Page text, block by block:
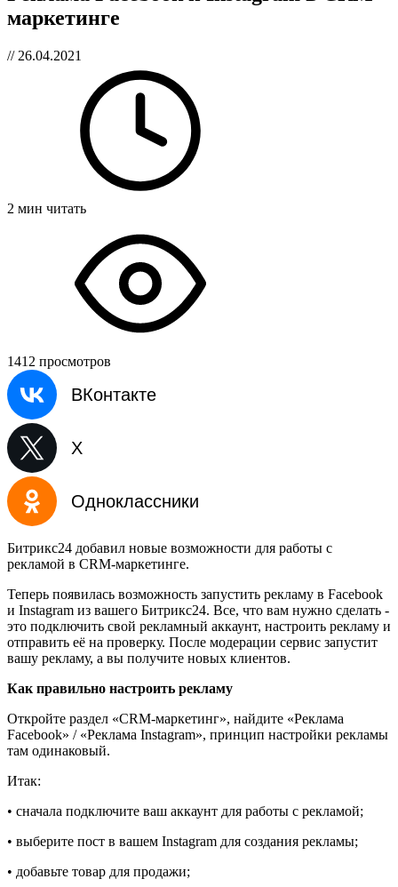
маркетинге
// 26.04.2021
2 мин читать
1412 просмотров
ВКонтакте
X
Одноклассники
Битрикс24 добавил новые возможности для работы с
рекламой в CRM-маркетинге.
Теперь появилась возможность запустить рекламу в Facebook
и Instagram из вашего Битрикс24. Все, что вам нужно сделать -
это подключить свой рекламный аккаунт, настроить рекламу и
отправить её на проверку. После модерации сервис запустит
вашу рекламу, а вы получите новых клиентов.
Как правильно настроить рекламу
Откройте раздел «CRM-маркетинг», найдите «Реклама
Facebook» / «Реклама Instagram», принцип настройки рекламы
там одинаковый.
Итак:
• сначала подключите ваш аккаунт для работы с рекламой;
• выберите пост в вашем Instagram для создания рекламы;
• добавьте товар для продажи;